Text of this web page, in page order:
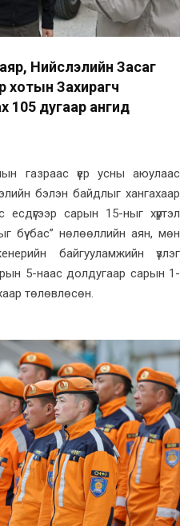
Нийслэлийн Засаг
хотын Захирагч
105 дугаар ангид
газраас үер усны аюулаас
бэлэн байдлыг хангахаар
есдүгээр сарын 15-ныг хүртэл
бүү бас” нөлөөллийн аян, мөн
байгууламжийн үзлэг
5-наас долдугаар сарын 1-
төлөвлөсөн.